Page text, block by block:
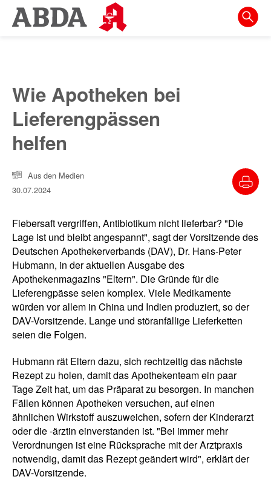
Springe
direkt
zur
Meta-
Navigation
Inhalt
zur
Wie Apotheken bei
Lieferengpässen
helfen
Aus den Medien
30.07.2024
Fiebersaft vergriffen, Antibiotikum nicht lieferbar? "Die
Lage ist und bleibt angespannt", sagt der Vorsitzende des
Deutschen Apothekerverbands (DAV), Dr. Hans-Peter
Hubmann, in der aktuellen Ausgabe des
Apothekenmagazins "Eltern". Die Gründe für die
Lieferengpässe seien komplex. Viele Medikamente
würden vor allem in China und Indien produziert, so der
DAV-Vorsitzende. Lange und störanfällige Lieferketten
seien die Folgen.
Hubmann rät Eltern dazu, sich rechtzeitig das nächste
Rezept zu holen, damit das Apothekenteam ein paar
Tage Zeit hat, um das Präparat zu besorgen. In manchen
Fällen können Apotheken versuchen, auf einen
ähnlichen Wirkstoff auszuweichen, sofern der Kinderarzt
oder die -ärztin einverstanden ist. "Bei immer mehr
Verordnungen ist eine Rücksprache mit der Arztpraxis
notwendig, damit das Rezept geändert wird", erklärt der
DAV-Vorsitzende.